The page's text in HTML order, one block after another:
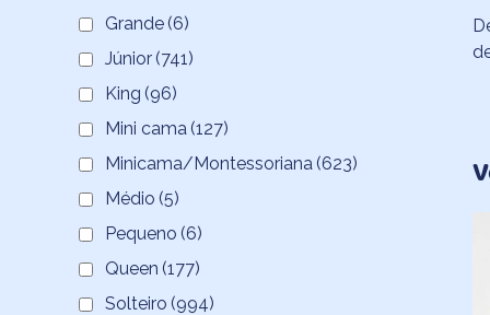
Grande (6)
Júnior (741)
King (96)
Mini cama (127)
Minicama/Montessoriana (623)
Médio (5)
Pequeno (6)
Queen (177)
Solteiro (994)